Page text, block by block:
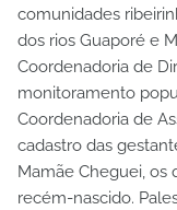
comunidades
dos rios Guaporé e
Coordenadoria de
monitoramento
Coordenadoria de
cadastro das
Mamãe Cheguei, os
recém-nascido.